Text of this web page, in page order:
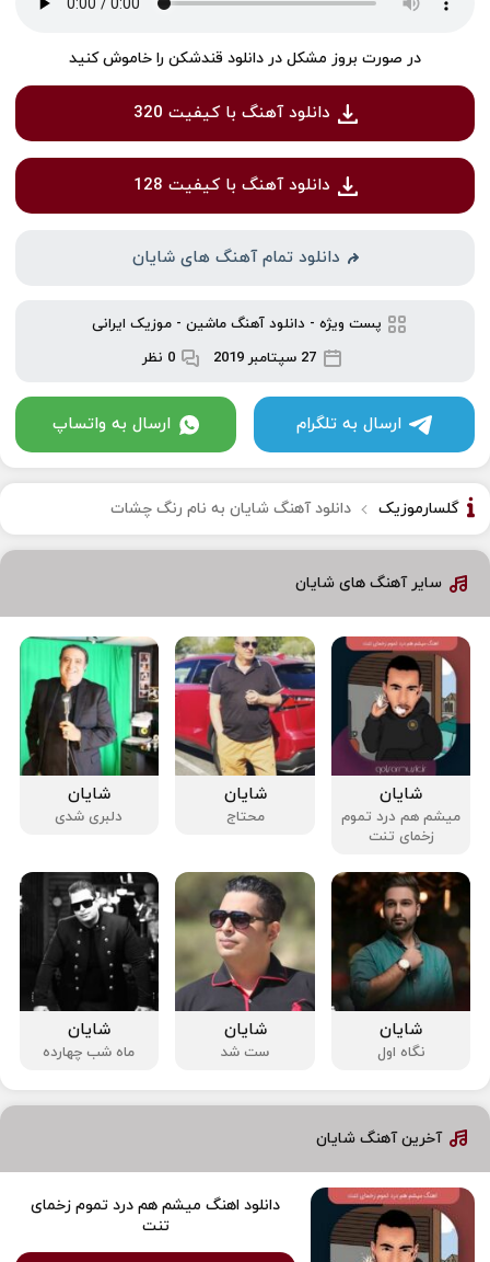
در صورت بروز مشکل در دانلود قندشکن را خاموش کنید
دانلود آهنگ با کیفیت 320
دانلود آهنگ با کیفیت 128
دانلود تمام آهنگ های شایان
پست ویژه - دانلود آهنگ ماشین -موزیک ایرانی
27 سپتامبر 2019
0 نظر
ارسال به تلگرام ارسال به واتساپ
گلسارموزیک دانلود آهنگ شایان به نام رنگ چشات
سایر آهنگ های شایان
شایان
میشم هم درد تموم
زخمای تنت
شایان
محتاج
شایان
دلبری شدی
شایان
نگاه اول
شایان
ست شد
شایان
ماه شب چهارده
آخرین آهنگ شایان
دانلود اهنگ میشم هم درد تموم زخمای
تنت